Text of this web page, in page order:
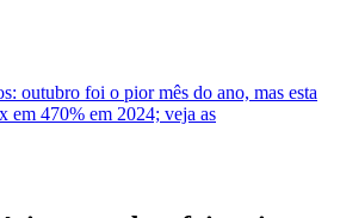
outubro foi o pior mês do ano, mas esta
em 470% em 2024; veja as